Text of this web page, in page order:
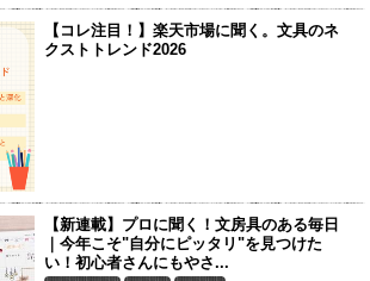
【コレ注目！】楽天市場に聞く。文具のネ
クストトレンド2026
【新連載】プロに聞く！文房具のある毎日
｜今年こそ"自分にピッタリ"を見つけた
い！初心者さんにもやさ...